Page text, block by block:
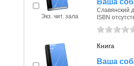
Экз. чит. зала
Славянский
ISBN
Книга
Ваша